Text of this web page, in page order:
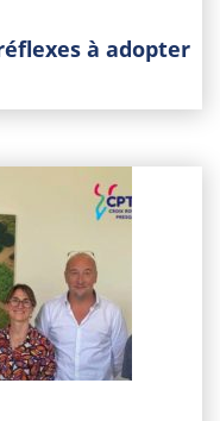
à adopter